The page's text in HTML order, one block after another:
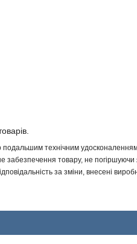
подальшим технічним
забезпечення товару, не погіршуючи
за зміни, внесені